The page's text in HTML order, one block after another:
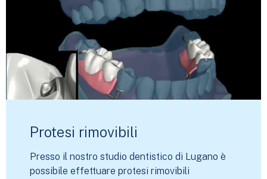
Protesi rimovibili
Presso il nostro studio dentistico di Lugano è
possibile effettuare protesi rimovibili